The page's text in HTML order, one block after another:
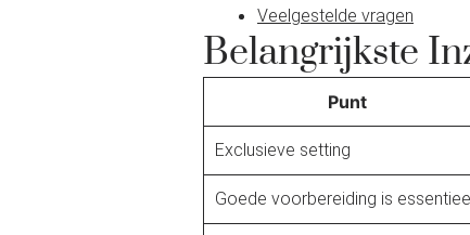
Veelgestelde vragen
Belangrijkste
Punt
Exclusieve setting
Goede voorbereiding is